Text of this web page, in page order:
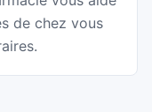
de chez vous